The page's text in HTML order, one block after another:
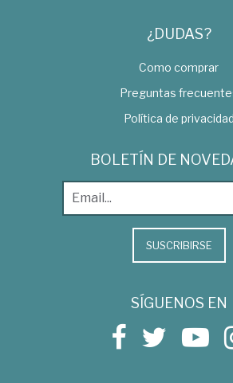
¿DUDAS?
Como comprar
Preguntas
Política de privacidad
BOLETÍN DE
SUSCRIBIRSE
SÍGUENOS EN